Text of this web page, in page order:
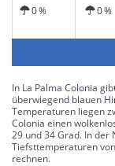
0 % 0 %
In La Palma Colonia
überwiegend blauen
Temperaturen liegen
Colonia einen
29 und 34 Grad. In der
Tiefsttemperaturen
rechnen.